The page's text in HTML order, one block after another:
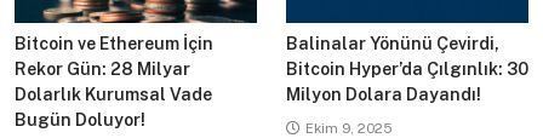
Bitcoin ve Ethereum İçin
Rekor Gün: 28 Milyar
Dolarlık Kurumsal Vade
Bugün Doluyor!
Balinalar Yönünü Çevirdi,
Bitcoin Hyper’da Çılgınlık: 30
Milyon Dolara Dayandı!
Ekim 9, 2025